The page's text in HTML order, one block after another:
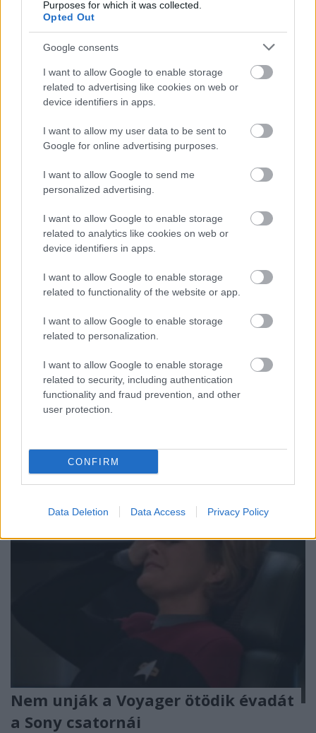
Purposes for which it was collected.
Opted Out
Google consents
I want to allow Google to enable storage
related to advertising like cookies on web or
device identifiers in apps.
I want to allow my user data to be sent to
Google for online advertising purposes.
I want to allow Google to send me
personalized advertising.
I want to allow Google to enable storage
related to analytics like cookies on web or
device identifiers in apps.
I want to allow Google to enable storage
related to functionality of the website or app.
I want to allow Google to enable storage
related to personalization.
I want to allow Google to enable storage
related to security, including authentication
functionality and fraud prevention, and other
user protection.
CONFIRM
Data Deletion Data Access Privacy Policy
melyben a sorozat valamennyi részét újra nézik és…
gondolkodnak a Voyager színészei
A Tom Parist és Harry Kimet játszó Robert Duncan
McNeill és Garrett Wang mostanában egyre
sűrűbben tűnnek fel közös terveikkel: míg áprilisban
kiderült, hogy egy Voyager témájú kibeszélő
podcastet indítanak, most arról is lerántották a
Nem unják a Voyager ötödik évadát
a Sony csatornái